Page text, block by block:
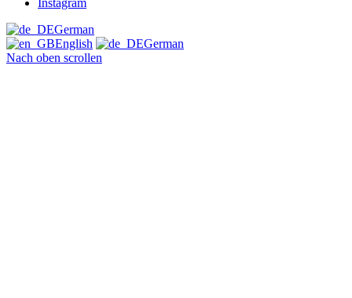
Instagram
German
English
German
Nach oben scrollen